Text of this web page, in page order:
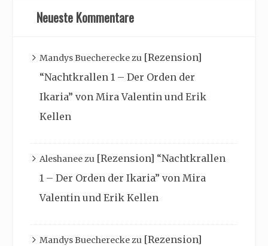
Neueste Kommentare
Mandys Buechereckezu [Rezension]
“Nachtkrallen 1 – Der Orden der
Ikaria” von Mira Valentin und Erik
Kellen
Aleshaneezu [Rezension] “Nachtkrallen
1 – Der Orden der Ikaria” von Mira
Valentin und Erik Kellen
Mandys Buechereckezu [Rezension]